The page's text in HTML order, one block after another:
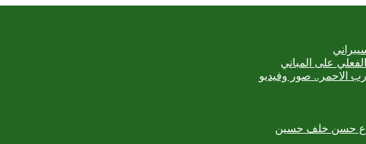
الاحمر.. صور وفيديو
حسن خلف حسين